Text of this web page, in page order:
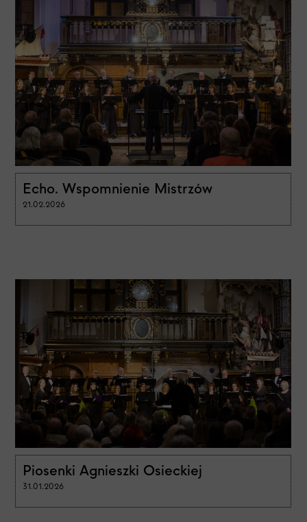
Echo. Wspomnienie Mistrzów
21.02.2026
Piosenki Agnieszki Osieckiej
31.01.2026